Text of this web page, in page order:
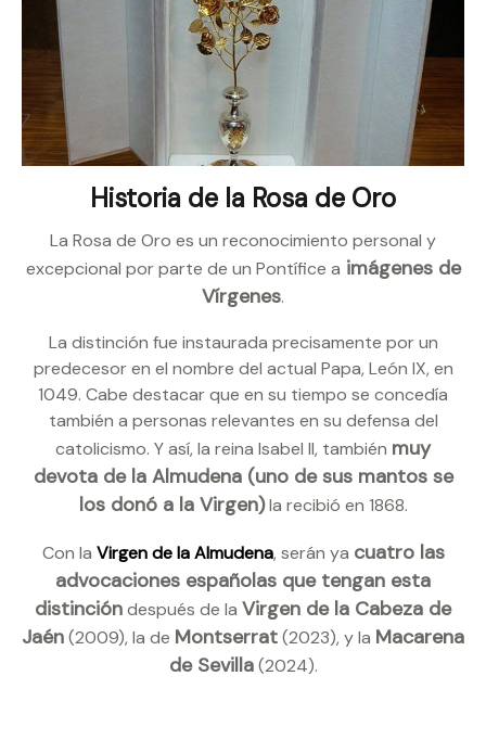
Historia de la Rosa de Oro
La Rosa de Oro es un reconocimiento personal y
excepcional por parte de un Pontífice a imágenes de
Vírgenes.
La distinción fue instaurada precisamente por un
predecesor en el nombre del actual Papa, León IX, en
1049. Cabe destacar que en su tiempo se concedía
también a personas relevantes en su defensa del
catolicismo. Y así, la reina Isabel II, también muy
devota de la Almudena (uno de sus mantos se
los donó a la Virgen)la recibió en 1868.
Con la Virgen de la Almudena, serán ya cuatro las
advocaciones españolas que tengan esta
distincióndespués de la Virgen de la Cabeza de
Jaén(2009), la de Montserrat(2023), y la Macarena
de Sevilla(2024).